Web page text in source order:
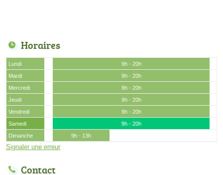
Horaires
Lundi
9h - 20h
Mardi
9h - 20h
Mercredi
9h - 20h
Jeudi
9h - 20h
Vendredi
9h - 20h
Samedi
9h - 20h
Dimanche
9h - 13h
Signaler une erreur
Contact